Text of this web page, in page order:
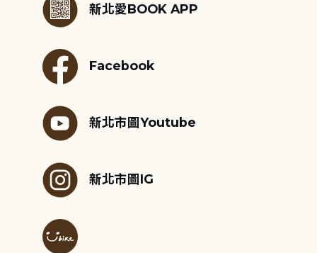
新北愛BOOK APP
Facebook
新北市圖Youtube
新北市圖IG